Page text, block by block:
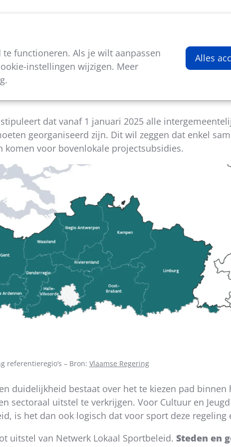
functioneren. Als je wilt aanpassen
instellingen wijzigen. Meer
.
Alles
dat vanaf 1 januari 2025 alle
georganiseerd zijn. Dit wil zeggen dat enkel
voor bovenlokale projectsubsidies.
referentieregio’s – Bron: Vlaamse Regering
duidelijkheid bestaat over het te kiezen pad binnen
sectoraal uitstel te verkrijgen. Voor Cultuur en
is het dan ook logisch dat voor sport deze regeling
uitstel van Netwerk Lokaal Sportbeleid. Steden en